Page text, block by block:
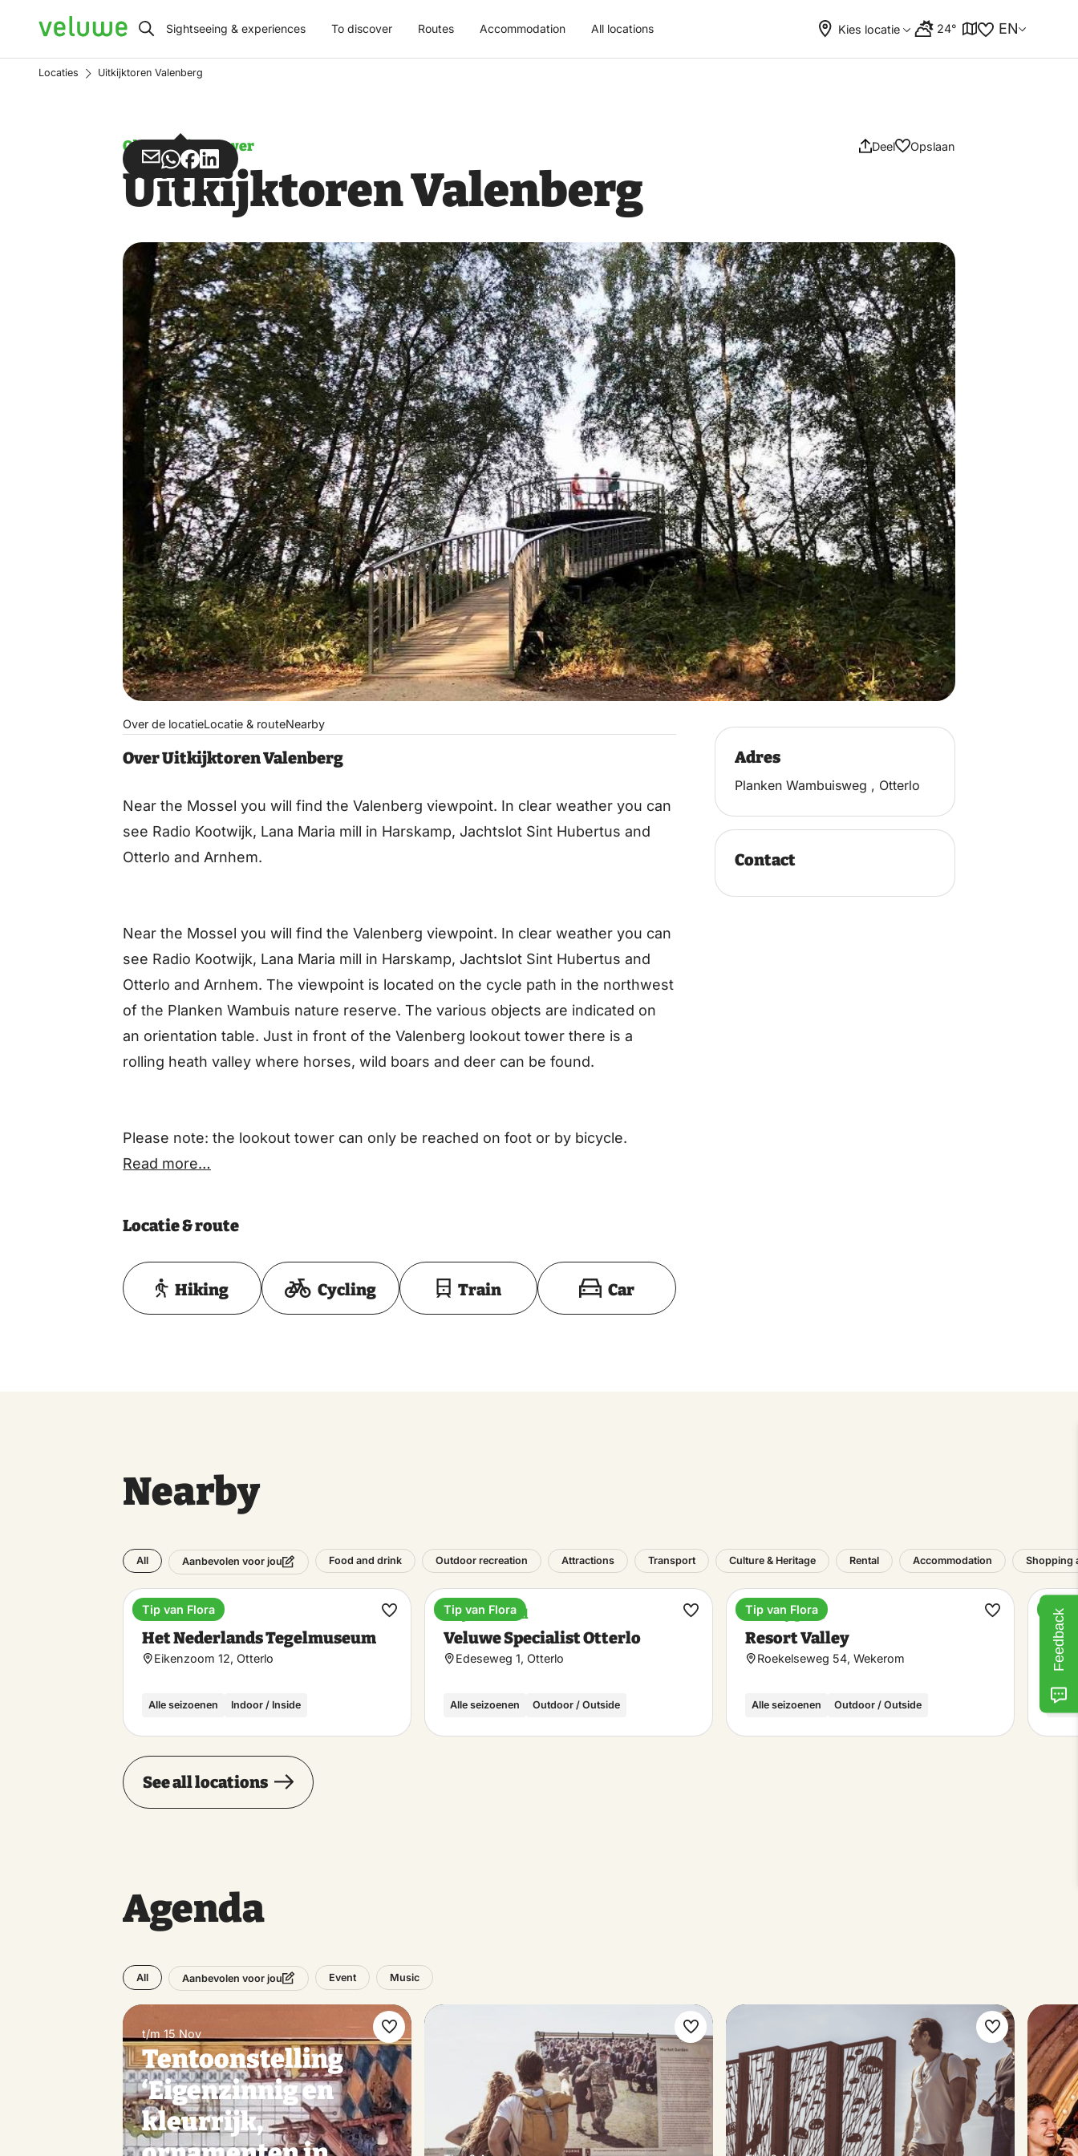
Veluwe Sightseeing & experiences To discover Routes Accommodation All locations Kies locatie 24° EN
Locaties Uitkijktoren Valenberg
Observation tower Deel
Share
via
Share
via
WhatsApp
Share
on
Facebook
Share
on
LinkedIn
Opslaan
Uitkijktoren Valenberg
Over de locatieLocatie & routeNearby
Over Uitkijktoren Valenberg
Near the Mossel you will find the Valenberg viewpoint. In clear weather you can
see Radio Kootwijk, Lana Maria mill in Harskamp, Jachtslot Sint Hubertus and
Otterlo and Arnhem.
Near the Mossel you will find the Valenberg viewpoint. In clear weather you can
see Radio Kootwijk, Lana Maria mill in Harskamp, Jachtslot Sint Hubertus and
Otterlo and Arnhem. The viewpoint is located on the cycle path in the northwest
of the Planken Wambuis nature reserve. The various objects are indicated on
an orientation table. Just in front of the Valenberg lookout tower there is a
rolling heath valley where horses, wild boars and deer can be found.
Please note: the lookout tower can only be reached on foot or by bicycle.
Read more…
Locatie & route
Toon op kaart
Hiking Cycling Train Car
Adres
Planken Wambuisweg , Otterlo
Contact
Nearby
All Aanbevolen voor jou Food and drink Outdoor recreation Attractions Transport Culture & Heritage Rental Accommodation Shopping
Museum
Het Nederlands Tegelmuseum
Eikenzoom 12, Otterlo
Alle seizoenen Indoor / Inside
Tip van Flora
Make
Bicycle rental
Veluwe Specialist Otterlo
Edeseweg 1, Otterlo
Alle seizoenen Outdoor / Outside
Tip van Flora
Make
Holiday park
Resort Valley
Roekelseweg 54, Wekerom
Alle seizoenen Outdoor / Outside
Tip van Flora
Make
Alle
Tip
See all locations
Agenda
All Aanbevolen voor jou Event Music
t/m 15 Nov
Tentoonstelling
‘Eigenzinnig en
kleurrijk,
Make
favorite
Make
favorite
Make
favorite
Feedback